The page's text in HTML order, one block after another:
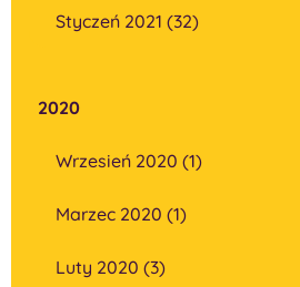
Styczeń 2021 (32)
2020
Wrzesień 2020 (1)
Marzec 2020 (1)
Luty 2020 (3)